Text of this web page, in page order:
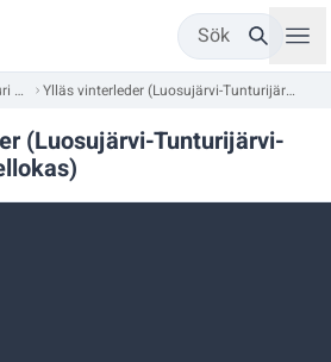
Sök
Pallas-Yllästunturi nationalpark Ylläs vinterleder (Luosujärvi-Tunturijärvi-Kaulavaara/Kellokas)
(Luosujärvi-Tunturijärvi-